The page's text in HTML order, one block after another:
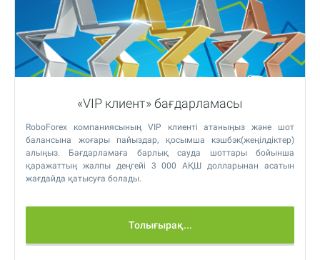
«VIP клиент» бағдарламасы
RoboForex компаниясының VIP клиенті атаныңыз және шот
балансына жоғары пайыздар, қосымша кэшбэк(жеңілдіктер)
алыңыз. Бағдарламаға барлық сауда шоттары бойынша
қаражаттың жалпы деңгейі 3 000 АҚШ долларынан асатын
жағдайда қатысуға болады.
Толығырақ...